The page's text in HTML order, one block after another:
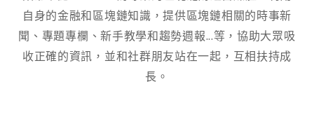
自身的金融和區塊鏈知識，提供區塊鏈相關的時事新
聞、專題專欄、新手教學和趨勢週報...等，協助大眾吸
收正確的資訊，並和社群朋友站在一起，互相扶持成
長。